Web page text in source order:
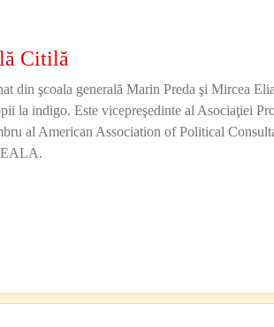
Citilă
din şcoala generală Marin Preda şi Mircea
la indigo. Este vicepreşedinte al Asociaţiei
al American Association of Political